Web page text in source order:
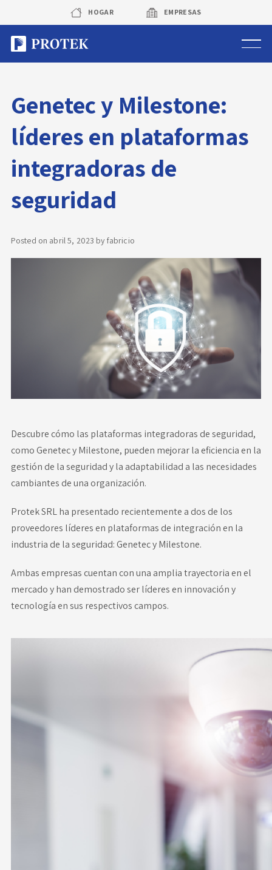
content
HOGAR EMPRESAS
Sistema de cámaras
Rastreo vehicular GPS
Protek Personas
Corredora de seguros
Sobre Protek
Trabaja con nosotros
Novedades
Faq
Contacto
Área de clientes
Genetec y Milestone:
líderes en plataformas
integradoras de
seguridad
Posted on abril 5, 2023 by fabricio
Descubre cómo las plataformas integradoras de seguridad,
como Genetec y Milestone, pueden mejorar la eficiencia en la
gestión de la seguridad y la adaptabilidad a las necesidades
cambiantes de una organización.
Protek SRL ha presentado recientemente a dos de los
proveedores líderes en plataformas de integración en la
industria de la seguridad: Genetec y Milestone.
Ambas empresas cuentan con una amplia trayectoria en el
mercado y han demostrado ser líderes en innovación y
tecnología en sus respectivos campos.